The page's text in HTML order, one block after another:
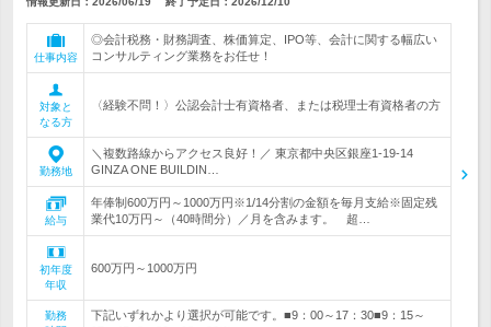
仕事内容
◎会計税務・財務調査、株価算定、IPO等、会計に関する幅広い
コンサルティング業務をお任せ！
対象と
なる方
〈経験不問！〉公認会計士有資格者、または税理士有資格者の方
勤務地
＼複数路線からアクセス良好！／ 東京都中央区銀座1-19-14
GINZA ONE BUILDIN…
給与
年俸制600万円～1000万円※1/14分割の金額を毎月支給※固定残
業代10万円～（40時間分）／月を含みます。 超…
初年度
年収
600万円～1000万円
勤務
下記いずれかより選択が可能です。■9：00～17：30■9：15～